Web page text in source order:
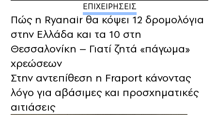
ΕΠΙΧΕΙΡΗΣΕΙΣ
Πώς η Ryanair θα κόψει 12 δρομολόγια
στην Ελλάδα και τα 10 στη
Θεσσαλονίκη – Γιατί ζητά «πάγωμα»
χρεώσεων
Στην αντεπίθεση η Fraport κάνοντας
λόγο για αβάσιμες και προσχηματικές
αιτιάσεις